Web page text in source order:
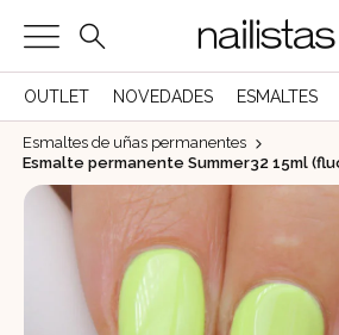
OUTLET NOVEDADES ESMALTES
Esmaltes de uñas permanentes
Esmalte permanente Summer32 15ml